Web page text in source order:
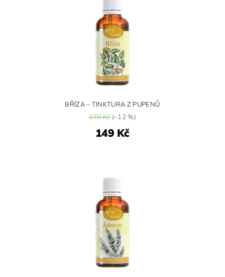
BŘÍZA – TINKTURA Z PUPENŮ
170 Kč(–12 %)
149 Kč